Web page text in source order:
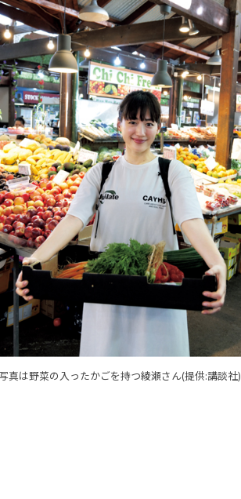
真は野菜の入ったかごを持つ綾瀬さん(提供:講談社)